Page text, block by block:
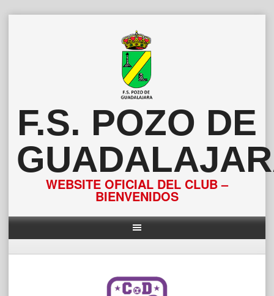
F.S. POZO DE
WEBSITE OFICIAL DEL CLUB –
BIENVENIDOS